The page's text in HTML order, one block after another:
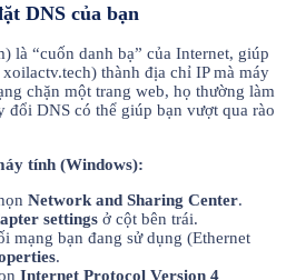
DNS của bạn
là “cuốn danh bạ” của Internet, giúp
thành địa chỉ IP mà máy
chặn một trang web, họ thường làm
đổi DNS có thể giúp bạn vượt qua rào
tính (Windows):
Network and Sharing Center.
settings ở cột bên trái.
mạng bạn đang sử dụng (Ethernet
.
Internet Protocol Version 4